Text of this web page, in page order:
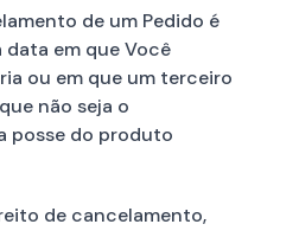
de um Pedido é
data em que Você
ou em que um terceiro
não seja o
posse do produto
de cancelamento,